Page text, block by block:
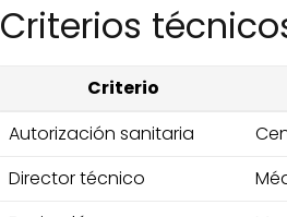
Criterios
Criterio
Autorización sanitaria
Director técnico